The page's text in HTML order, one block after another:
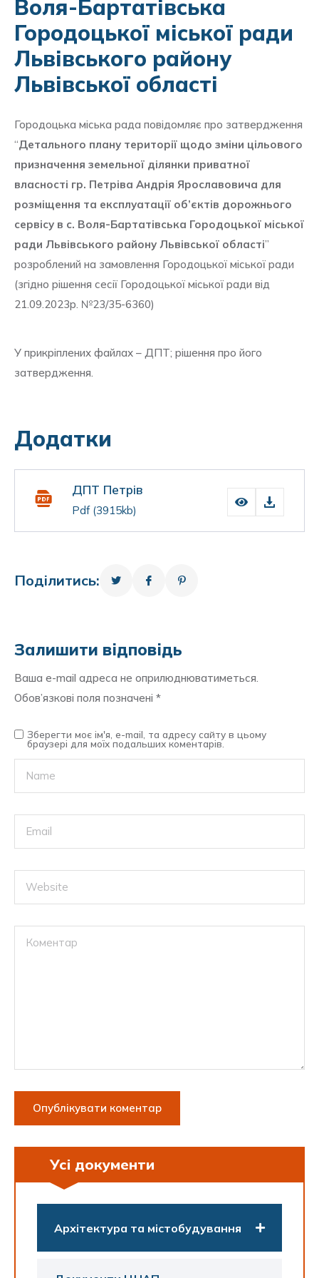
Усі документи
Архітектура та містобудування
Воля-Бартатівська
Городоцької міської ради
Львівського району
Львівської області
Городоцька міська рада повідомляє про затвердження
“Детального плану території щодо зміни цільового
призначення земельної ділянки приватної
власності гр. Петріва Андрія Ярославовича для
розміщення та експлуатації об’єктів дорожнього
сервісу в с. Воля-Бартатівська Городоцької міської
ради Львівського району Львівської області”
розроблений на замовлення Городоцької міської ради
(згідно рішення сесії Городоцької міської ради від
21.09.2023р. №23/35-6360)
У прикріплених файлах – ДПТ; рішення про його
затвердження.
Додатки
ДПТ Петрів
Pdf (3915kb)
Поділитись:
Залишити відповідь
Ваша e-mail адреса не оприлюднюватиметься.
Обов’язкові поля позначені *
Зберегти моє ім'я, e-mail, та адресу сайту в цьому
браузері для моїх подальших коментарів.